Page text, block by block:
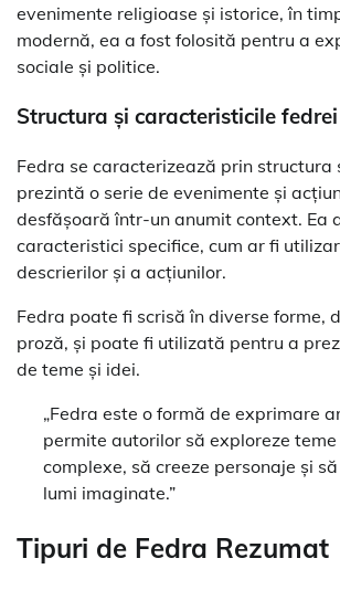
evenimente religioase și istorice, în
modernă, ea a fost folosită pentru a
sociale și politice.
Structura și caracteristicile fedrei
Fedra se caracterizează prin structura
prezintă o serie de evenimente și
desfășoară într-un anumit context. Ea
caracteristici specifice, cum ar fi
descrierilor și a acțiunilor.
Fedra poate fi scrisă în diverse forme,
proză, și poate fi utilizată pentru a
de teme și idei.
„Fedra este o formă de exprimare
permite autorilor să exploreze teme
complexe, să creeze personaje și
lumi imaginate.”
Tipuri de Fedra Rezumat